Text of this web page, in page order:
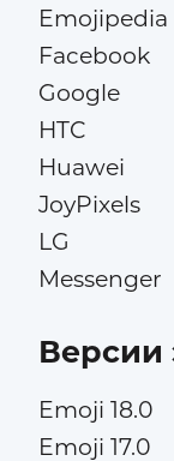
Emojipedia
Facebook
Google
HTC
Huawei
JoyPixels
LG
Messenger
Версии
Emoji 18.0
Emoji 17.0